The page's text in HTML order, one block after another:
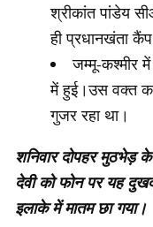
श्रीकांत पांडेय
ही प्रधानखंता
जम्मू-कश्मीर
में हुई।उस वक्त
गुजर रहा था।
शनिवार दोपहर मुठभेड़
देवी को फोन पर यह
इलाके में मातम छा गया।